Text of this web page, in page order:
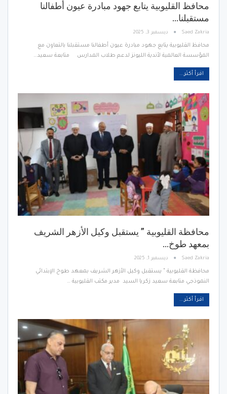
محافظ القليوبية يتابع جهود مبادرة عيون أطفالنا
مستقبلنا…
Saed Zakria ديسمبر 3, 2025
محافظ القليوبية يتابع جهود مبادرة عيون أطفالنا مستقبلنا بالتعاون مع
المؤسسة العالمية لأندية الليونز لدعم طلاب المدارس متابعة سعيد…
اقرأ أكثر...
محافظة القليوبية ” يستقبل وكيل الأزهر الشريف
بمعهد طوخ…
Saed Zakria ديسمبر 1, 2025
محافظة القليوبية " يستقبل وكيل الأزهر الشريف بمعهد طوخ الإبتدائي
النموذجي متابعة سعيد زكريا السيد مدير مكتب القليوبية …
اقرأ أكثر...